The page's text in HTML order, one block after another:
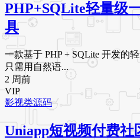
PHP+SQLite轻量级
具
一款基于 PHP + SQLite 开发的
只需用自然语...
2 周前
VIP
影视类源码
Uniapp短视频付费社